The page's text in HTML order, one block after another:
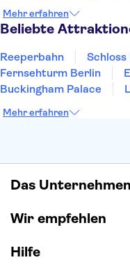
Heidelberg
Bremen
Mehr erfahren
Beliebte
Reeperbahn
Fernsehturm Berlin
Buckingham Palace
Moulin Rouge
Mehr erfahren
Das Unternehmen
Wir empfehlen
Hilfe